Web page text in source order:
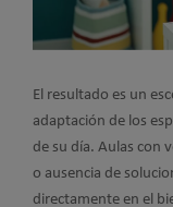
El resultado es un
adaptación de los
de su día. Aulas con
o ausencia de
directamente en el